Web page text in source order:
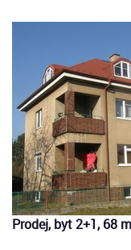
Prodej, byt 2+1, 68